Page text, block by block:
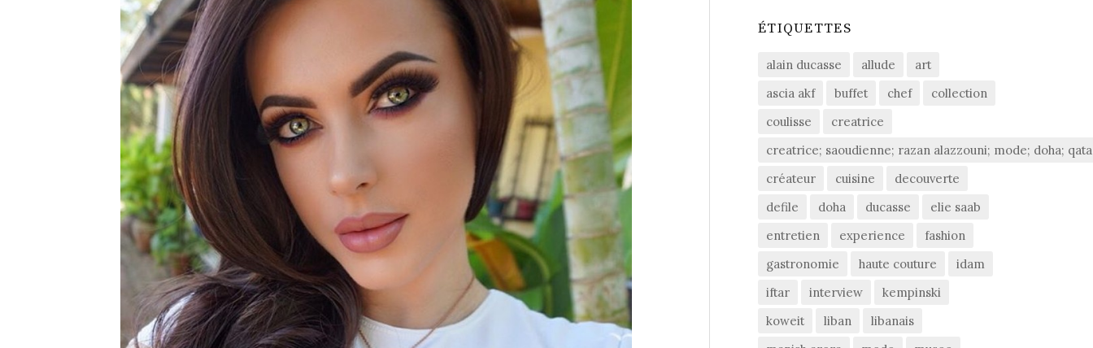
ÉTIQUETTES
alain ducasse allude
art
ascia akf
buffet chef
collection
coulisse
creatrice
creatrice; saoudienne; razan alazzouni; mode; doha;
créateur
cuisine
decouverte
defile
doha ducasse
elie saab
entretien
experience
fashion
gastronomie
haute couture
idam
iftar
interview
kempinski
koweit
liban
libanais